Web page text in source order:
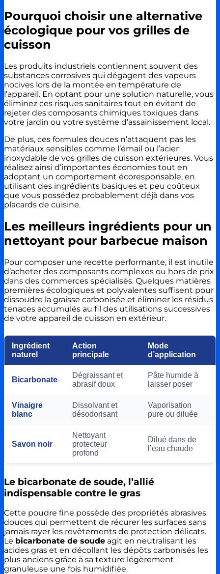
Pourquoi choisir une alternative
écologique pour vos grilles de
cuisson
Les produits industriels contiennent souvent des
substances corrosives qui dégagent des vapeurs
nocives lors de la montée en température de
l’appareil. En optant pour une solution naturelle, vous
éliminez ces risques sanitaires tout en évitant de
rejeter des composants chimiques toxiques dans
votre jardin ou votre système d’assainissement local.
De plus, ces formules douces n’attaquent pas les
matériaux sensibles comme l’émail ou l’acier
inoxydable de vos grilles de cuisson extérieures. Vous
réalisez ainsi d’importantes économies tout en
adoptant un comportement écoresponsable, en
utilisant des ingrédients basiques et peu coûteux
que vous possédez probablement déjà dans vos
placards de cuisine.
Les meilleurs ingrédients pour un
nettoyant pour barbecue maison
Pour composer une recette performante, il est inutile
d’acheter des composants complexes ou hors de prix
dans des commerces spécialisés. Quelques matières
premières écologiques et polyvalentes suffisent pour
dissoudre la graisse carbonisée et éliminer les résidus
tenaces accumulés au fil des utilisations successives
de votre appareil de cuisson en extérieur.
Ingrédient
naturel
Action
principale
Mode
d’application
Bicarbonate
Dégraissant et
abrasif doux
Pâte humide à
laisser poser
Vinaigre
blanc
Dissolvant et
désodorisant
Vaporisation
pure ou diluée
Savon noir
Nettoyant
protecteur
profond
Dilué dans de
l’eau chaude
Le bicarbonate de soude, l’allié
indispensable contre le gras
Cette poudre fine possède des propriétés abrasives
douces qui permettent de récurer les surfaces sans
jamais rayer les revêtements de protection délicats.
Le bicarbonate de soude agit en neutralisant les
acides gras et en décollant les dépôts carbonisés les
plus anciens grâce à sa texture légèrement
granuleuse une fois humidifiée.